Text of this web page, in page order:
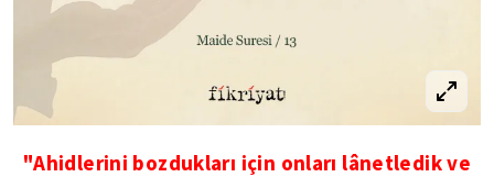
"Ahidlerini bozdukları için onları lânetledik ve